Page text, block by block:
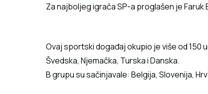
Za najboljeg igrača SP-a proglašen je
Ovaj sportski događaj okupio je više od 150
Švedska, Njemačka, Turska i Danska.
B grupu su sačinjavale: Belgija, Slovenija,